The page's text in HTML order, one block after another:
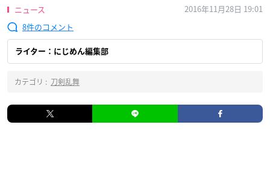
ニュース
2016年11月28日 19:01
8
ライター：にじめん編集部
カテゴリ : 刀剣乱舞